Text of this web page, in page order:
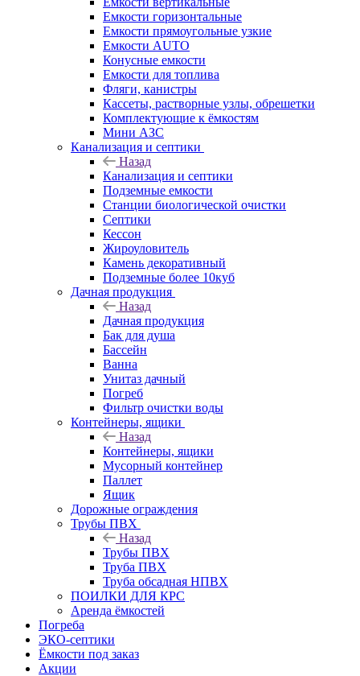
Емкости горизонтальные
Емкости прямоугольные узкие
Емкости АUТО
Конусные емкости
Емкости для топлива
Фляги, канистры
Кассеты, растворные узлы, обрешетки
Комплектующие к ёмкостям
Мини АЗС
Канализация и септики
Назад
Канализация и септики
Подземные емкости
Станции биологической очистки
Септики
Кессон
Жироуловитель
Камень декоративный
Подземные более 10куб
Дачная продукция
Назад
Дачная продукция
Бак для душа
Бассейн
Ванна
Унитаз дачный
Погреб
Фильтр очистки воды
Контейнеры, ящики
Назад
Контейнеры, ящики
Мусорный контейнер
Паллет
Ящик
Дорожные ограждения
Трубы ПВХ
Назад
Трубы ПВХ
Труба ПВХ
Труба обсадная НПВХ
ПОИЛКИ ДЛЯ КРС
Аренда ёмкостей
Погреба
ЭКО-септики
Ёмкости под заказ
Акции